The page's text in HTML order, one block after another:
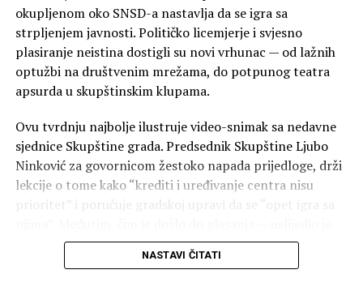
odgovornošću i djelima, da
uzvratimo poštovanje
borcima koji su sačuvali
Republiku Srpsku. Zato se
zalažemo za pet najboljih
godina za obračun penzije
svim borcima! Vječna slava
i hvala poginulim
borcima!”, zaključio je
Kresojević.
okupljenom oko SNSD-a nastavlja da se igra sa
strpljenjem javnosti. Političko licemjerje i svjesno
plasiranje neistina dostigli su novi vrhunac — od lažnih
optužbi na društvenim mrežama, do potpunog teatra
apsurda u skupštinskim klupama.
Ovu tvrdnju najbolje ilustruje video-snimak sa nedavne
sjednice Skupštine grada. Predsednik Skupštine Ljubo
Ninković za govornicom žestoko napada prijedloge, drži
lekcije o tome kako “krediti i uređivanje centra nisu
prioritet” i poručuje gradskoj upravi da se “opet igra sa
NASTAVI ČITATI